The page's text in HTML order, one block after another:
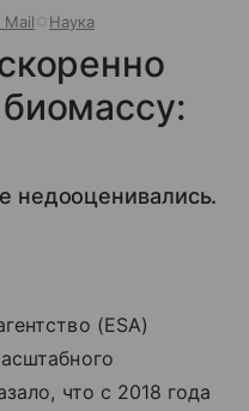
Mail Наука
недооценивались.
(ESA)
что с 2018 года